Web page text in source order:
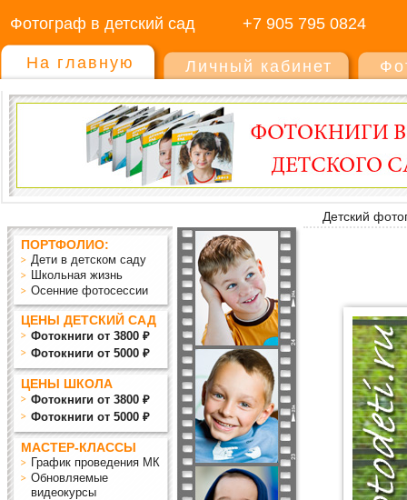
Фотограф в детский сад +7 905 795 0824
На главную Личный кабинет
Детский
ПОРТФОЛИО:
Дети в детском саду
Школьная жизнь
Осенние фотосессии
ЦЕНЫ ДЕТСКИЙ САД
Фотокниги от 3800 ₽
Фотокниги от 5000 ₽
ЦЕНЫ ШКОЛА
Фотокниги от 3800 ₽
Фотокниги от 5000 ₽
МАСТЕР-КЛАССЫ
График проведения МК
Обновляемые
видеокурсы